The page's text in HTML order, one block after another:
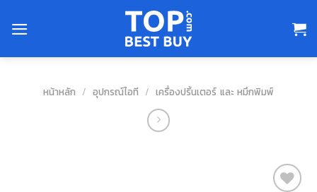
หน้าหลัก / อุปกรณ์ไอที / เครื่องปริ้นเตอร์ และ หมึกพิมพ์